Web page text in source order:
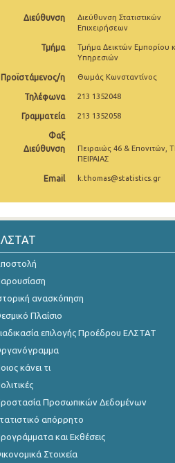
Ιουλίου 2025
Ιουνίου 2025
Απριλίου 2025
Μαρτίου 2025
Φεβρουαρίου 2025
Νοεμβρίου 2024
Οκτωβρίου 2024
Σεπτεμβρίου 2024
Αυγούστου 2024
Ιουλίου 2024
Μαΐου 2024
Μαρτίου 2024
Φεβρουαρίου 2024
Διεύθυνση
Διεύθυνση Στατιστικών
Επιχειρήσεων
Τμήμα
Τμήμα Δεικτών Εμπορίου
Υπηρεσιών
Προϊστάμενος/η Θωμάς Κωνσταντίνος
Τηλέφωνα 213 1352048
Γραμματεία 213 1352058
Φαξ
Διεύθυνση
Πειραιώς 46 & Επονιτών,
ΠΕΙΡΑΙΑΣ
Email k.thomas@statistics.gr
ανασκόπηση
Πλαίσιο
επιλογής Προέδρου ΕΛΣΤΑΤ
κάνει τι
Προσωπικών Δεδομένων
απόρρητο
και Εκθέσεις
Στοιχεία